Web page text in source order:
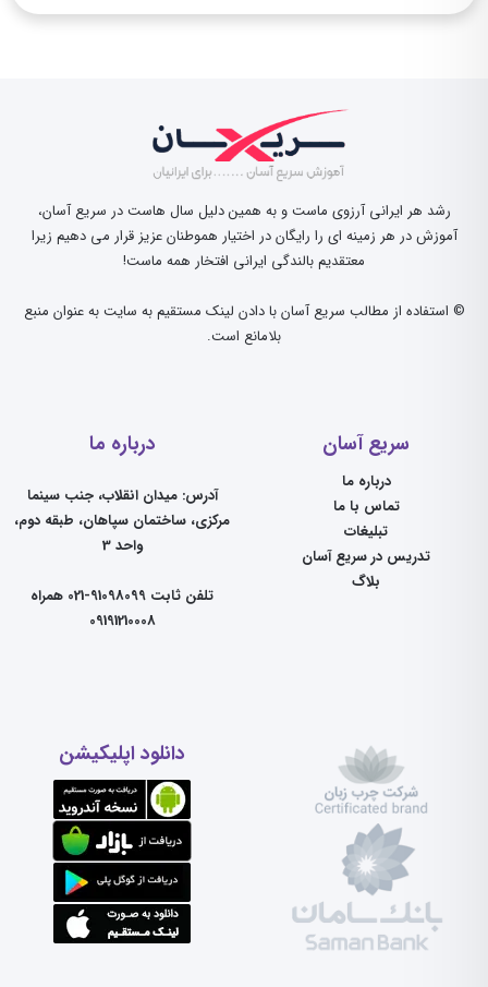
رشد هر ایرانی آرزوی ماست و به همین دلیل سال هاست در سریع آسان،
آموزش در هر زمینه ای را رایگان در اختیار هموطنان عزیز قرار می دهیم زیرا
معتقدیم بالندگی ایرانی افتخار همه ماست!
© استفاده از مطالب سریع آسان با دادن لینک مستقیم به سایت به عنوان منبع
بلامانع است.
سریع آسان
درباره ما
تماس با ما
تبلیغات
تدریس در سریع آسان
بلاگ
درباره ما
آدرس: میدان انقلاب، جنب سینما
مرکزی، ساختمان سپاهان، طبقه دوم،
واحد 3
تلفن ثابت 91098099-021 همراه
09191210008
دانلود اپلیکیشن